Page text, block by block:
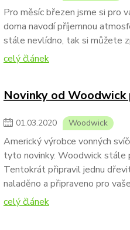
Pro měsíc březen jsme si pro
doma navodí příjemnou
stále nevlídno, tak si můžete
celý článek
Novinky od Woodwick
01.03.2020 Woodwick
Americký výrobce vonných
tyto novinky. Woodwick stále
Tentokrát připravil jednu
naladěno a připraveno pro
celý článek